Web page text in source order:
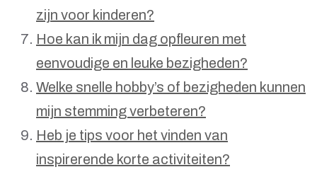
zijn voor kinderen?
Hoe kan ik mijn dag opfleuren met
eenvoudige en leuke bezigheden?
Welke snelle hobby’s of bezigheden kunnen
mijn stemming verbeteren?
Heb je tips voor het vinden van
inspirerende korte activiteiten?